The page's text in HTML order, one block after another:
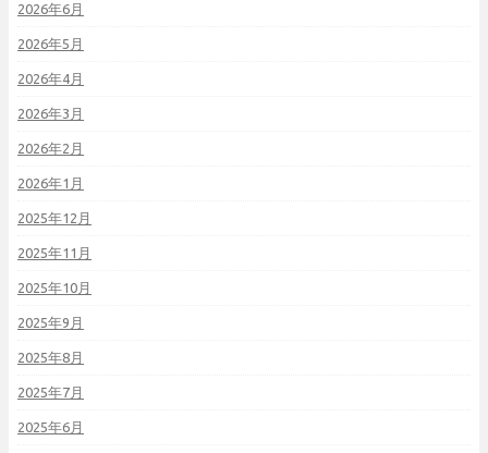
2026年6月
2026年5月
2026年4月
2026年3月
2026年2月
2026年1月
2025年12月
2025年11月
2025年10月
2025年9月
2025年8月
2025年7月
2025年6月